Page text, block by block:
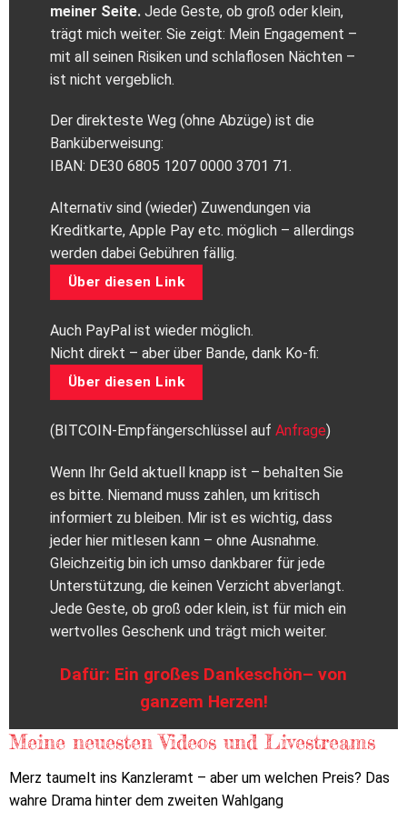
meiner Seite. Jede Geste, ob groß oder klein,
trägt mich weiter. Sie zeigt: Mein Engagement –
mit all seinen Risiken und schlaflosen Nächten –
ist nicht vergeblich.
Der direkteste Weg (ohne Abzüge) ist die
Banküberweisung:
IBAN: DE30 6805 1207 0000 3701 71.
Alternativ sind (wieder) Zuwendungen via
Kreditkarte, Apple Pay etc. möglich – allerdings
werden dabei Gebühren fällig.
Über diesen Link
Auch PayPal ist wieder möglich.
Nicht direkt – aber über Bande, dank Ko-fi:
Über diesen Link
(BITCOIN-Empfängerschlüssel auf Anfrage)
Wenn Ihr Geld aktuell knapp ist – behalten Sie
es bitte. Niemand muss zahlen, um kritisch
informiert zu bleiben. Mir ist es wichtig, dass
jeder hier mitlesen kann – ohne Ausnahme.
Gleichzeitig bin ich umso dankbarer für jede
Unterstützung, die keinen Verzicht abverlangt.
Jede Geste, ob groß oder klein, ist für mich ein
wertvolles Geschenk und trägt mich weiter.
Dafür: Ein großes Dankeschön– von
ganzem Herzen!
Meine neuesten Videos und Livestreams
Merz taumelt ins Kanzleramt – aber um welchen Preis? Das
wahre Drama hinter dem zweiten Wahlgang